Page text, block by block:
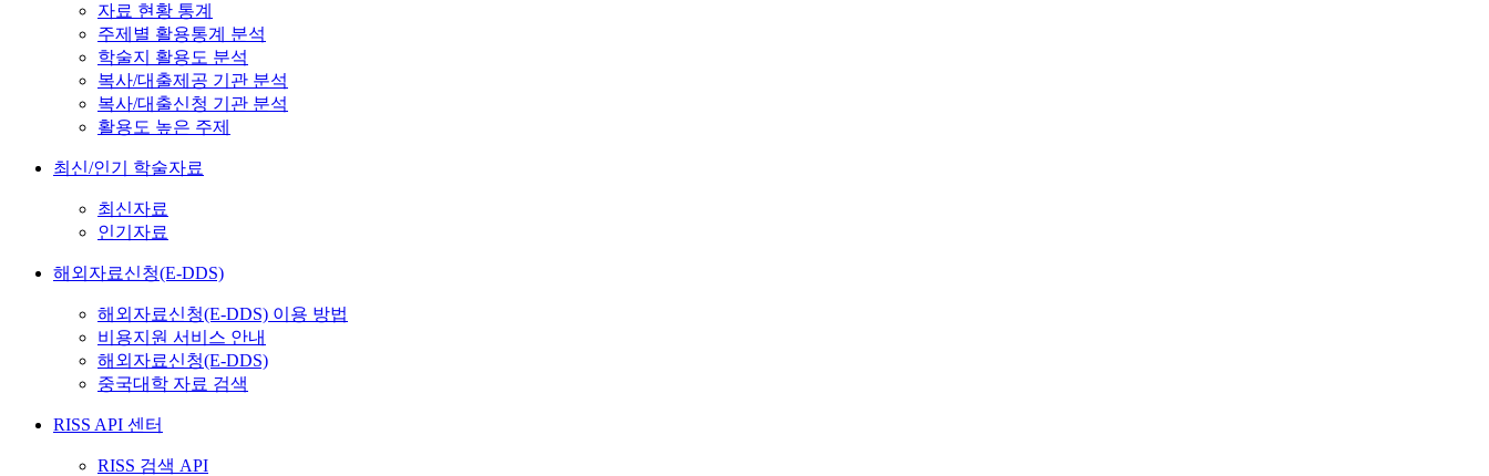
자료 현황 통계
주제별 활용통계 분석
학술지 활용도 분석
복사/대출제공 기관 분석
복사/대출신청 기관 분석
활용도 높은 주제
최신/인기 학술자료
최신자료
인기자료
해외자료신청(E-DDS)
해외자료신청(E-DDS) 이용 방법
비용지원 서비스 안내
해외자료신청(E-DDS)
중국대학 자료 검색
RISS API 센터
RISS 검색 API